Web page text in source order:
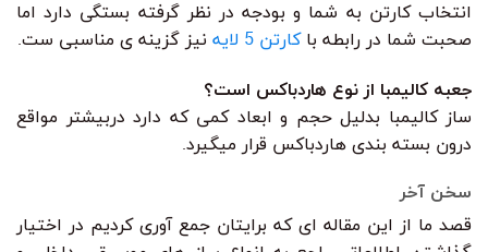
انتخاب کارتن به شما و بودجه در نظر گرفته بستگی دارد اما
صحبت شما در رابطه باکارتن 5 لایه نیز گزینه ی مناسبی ست.
جعبه کالیمبا از نوع هاردباکس است؟
ساز کالیمبا بدلیل حجم و ابعاد کمی که دارد دربیشتر مواقع
درون بسته بندی هاردباکس قرار میگیرد.
سخن آخر
قصد ما از این مقاله ای که برایتان جمع آوری کردیم در اختیار